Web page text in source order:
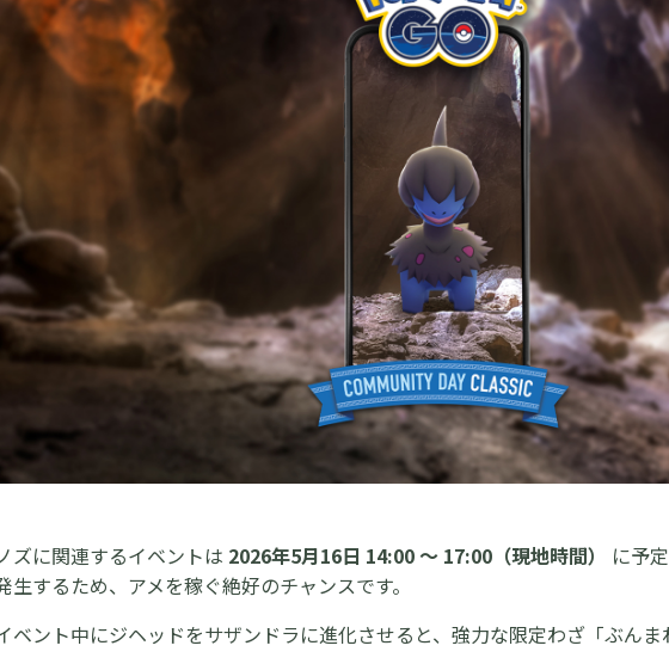
ズに関連するイベントは 2026年5月16日 14:00 ～ 17:00（現地時間）
に予
生するため、アメを稼ぐ絶好のチャンスです。
ベント中にジヘッドをサザンドラに進化させると、強力な限定わざ「ぶんま